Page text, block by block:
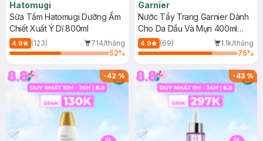
Hatomugi
Sữa Tắm Hatomugi Dưỡng Ẩm
Chiết Xuất Ý Dĩ 800ml
4.9 (123)
714/tháng
52%
Garnier
Nước Tẩy Trang Garnier Dành
Cho Da Dầu Và Mụn 400ml
(Mới)
4.9 (69)
1.1k/tháng
75%
-42% -43%